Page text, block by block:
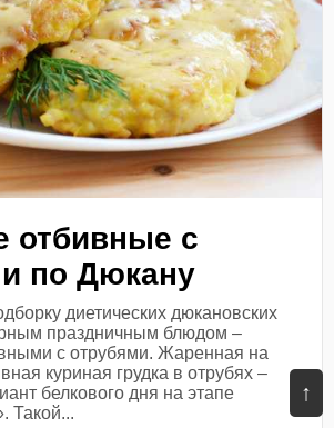
↑
отбивные с
по Дюкану
диетических дюкановских
праздничным блюдом –
с отрубями. Жаренная на
куриная грудка в отрубях –
белкового дня на этапе
Такой...